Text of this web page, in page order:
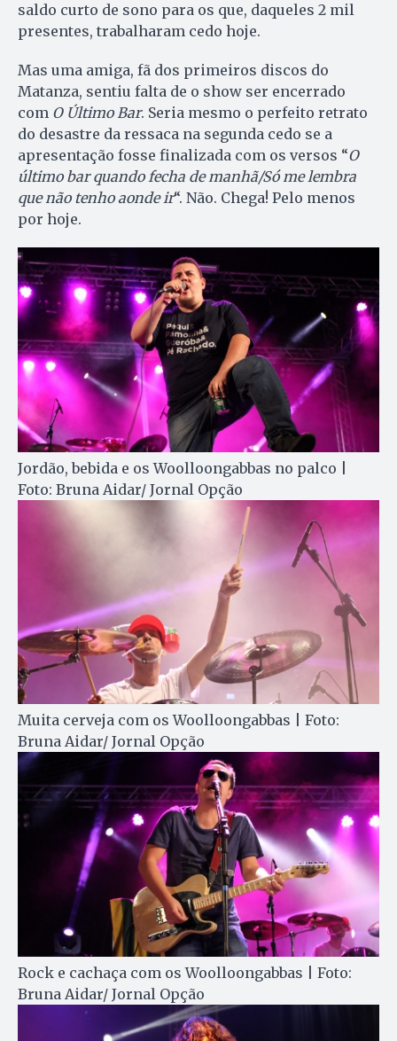
saldo curto de sono para os que, daqueles 2 mil
presentes, trabalharam cedo hoje.
Mas uma amiga, fã dos primeiros discos do
Matanza, sentiu falta de o show ser encerrado
com O Último Bar. Seria mesmo o perfeito retrato
do desastre da ressaca na segunda cedo se a
apresentação fosse finalizada com os versos “O
último bar quando fecha de manhã/Só me lembra
que não tenho aonde ir“. Não. Chega! Pelo menos
por hoje.
Jordão, bebida e os Woolloongabbas no palco |
Foto: Bruna Aidar/ Jornal Opção
Muita cerveja com os Woolloongabbas | Foto:
Bruna Aidar/ Jornal Opção
Rock e cachaça com os Woolloongabbas | Foto:
Bruna Aidar/ Jornal Opção